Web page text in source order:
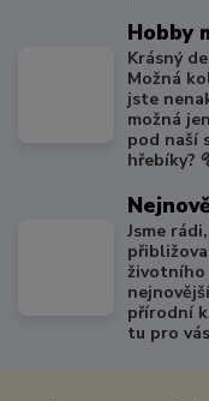
Hobby
Krásný
Možná
jste
možná
pod naší
hřebíky?
Jsme
životního
přírodní
tu pro